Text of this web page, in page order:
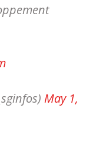
May 1,